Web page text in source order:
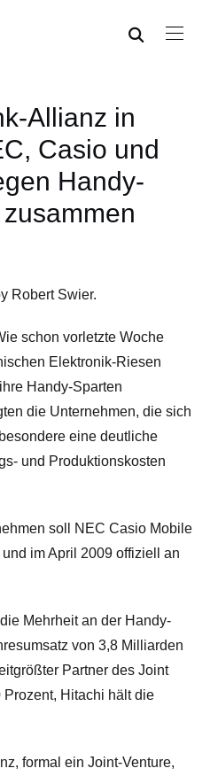
Allianz in
Casio und
Handy-
schon vorletzte Woche
Elektronik-Riesen
Handy-Sparten
die Unternehmen, die sich
eine deutliche
und Produktionskosten
soll NEC Casio Mobile
im April 2009 offiziell an
Mehrheit an der Handy-
von 3,8 Milliarden
Partner des Joint
Hitachi hält die
formal ein Joint-Venture,